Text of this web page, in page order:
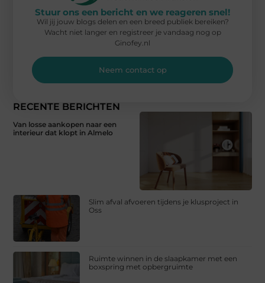
RECENTE BERICHTEN
Van losse aankopen naar een
interieur dat klopt in Almelo
Slim afval afvoeren tijdens je klusproject in
Oss
Ruimte winnen in de slaapkamer met een
boxspring met opbergruimte
Stuur ons een bericht en we reageren snel!
Wil jij jouw blogs delen en een breed publiek bereiken?
Wacht niet langer en registreer je vandaag nog op
Ginofey.nl
Neem contact op